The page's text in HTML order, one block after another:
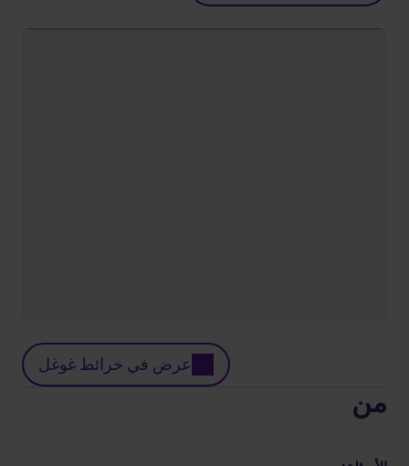
عرض في خرائط غوغل
من